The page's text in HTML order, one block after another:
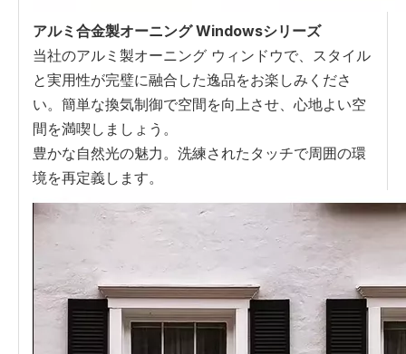
アルミ合金製オーニング Windowsシリーズ
当社のアルミ製オーニング ウィンドウで、スタイル
と実用性が完璧に融合した逸品をお楽しみくださ
い。簡単な換気制御で空間を向上させ、心地よい空
間を満喫しましょう。
豊かな自然光の魅力。洗練されたタッチで周囲の環
境を再定義します。